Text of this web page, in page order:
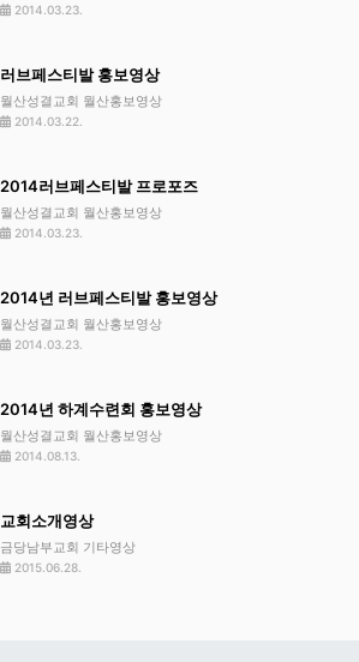
2014.03.23.
러브페스티발 홍보영상
월산성결교회 월산홍보영상
2014.03.22.
2014러브페스티발 프로포즈
월산성결교회 월산홍보영상
2014.03.23.
2014년 러브페스티발 홍보영상
월산성결교회 월산홍보영상
2014.03.23.
2014년 하계수련회 홍보영상
월산성결교회 월산홍보영상
2014.08.13.
교회소개영상
금당남부교회 기타영상
2015.06.28.